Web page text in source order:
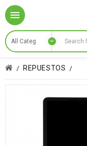

REPUESTOS